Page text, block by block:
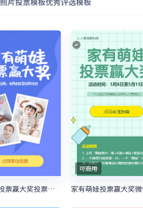
家有萌娃投票赢大奖投票活动
可商用